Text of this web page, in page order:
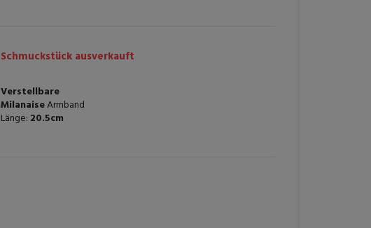
Schmuckstück ausverkauft
Verstellbare
MilanaiseArmband
Länge: 20.5cm